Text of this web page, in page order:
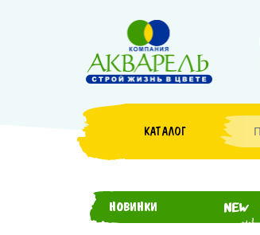
КАТАЛОГ
НОВИНКИ